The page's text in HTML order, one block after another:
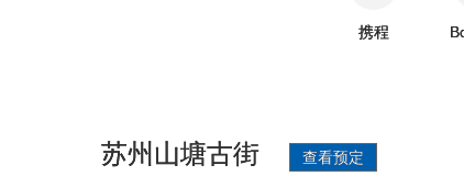
携程
苏州山塘古街 查看预定